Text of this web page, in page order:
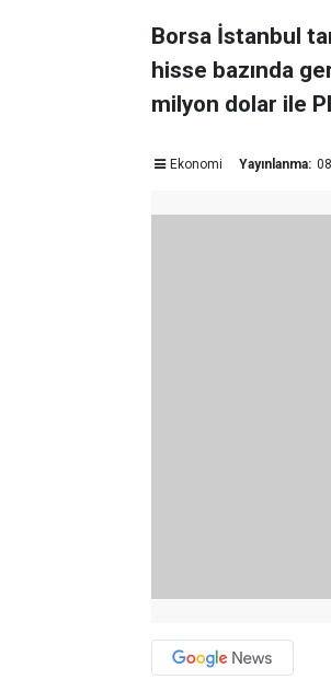
Borsa İstanbul
hisse bazında
milyon dolar ile
Ekonomi Yayınlanma: